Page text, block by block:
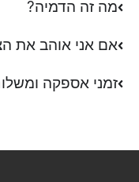
מה זה הדמיה?
אם אני אוהב את
זמני אספקה